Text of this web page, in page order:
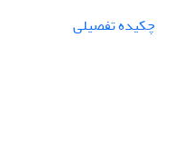
چکیده تفصیلی